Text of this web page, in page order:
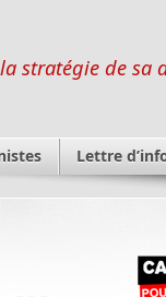
stratégie de sa
Lettre